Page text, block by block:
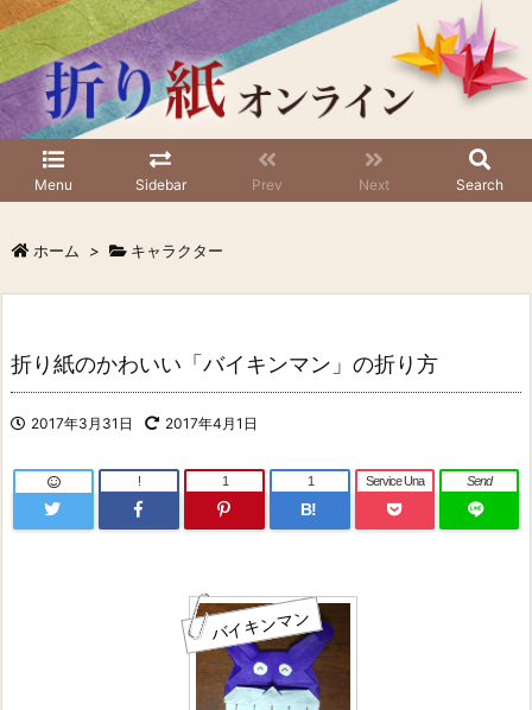
Menu Sidebar Prev Next Search
ホーム > キャラクター
折り紙のかわいい「バイキンマン」の折り方
2017年3月31日 2017年4月1日
! 1
B!
1 Service Una Send
バイキンマン